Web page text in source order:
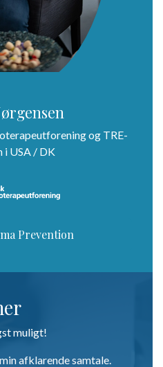
og TRE-
i USA / DK
Prevention
muligt!
afklarende samtale.